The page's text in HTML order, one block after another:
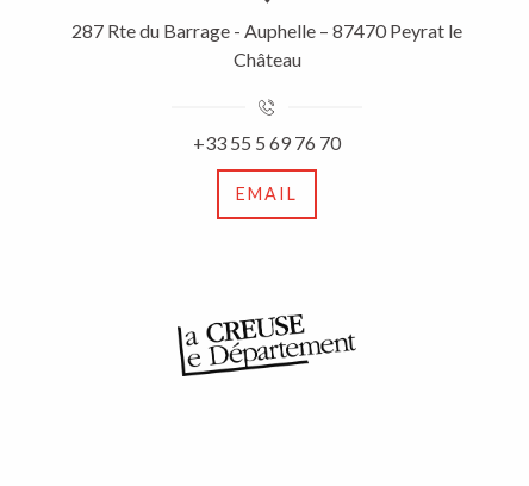
287 Rte du Barrage - Auphelle – 87470 Peyrat le
Château
+33 55 5 69 76 70
EMAIL